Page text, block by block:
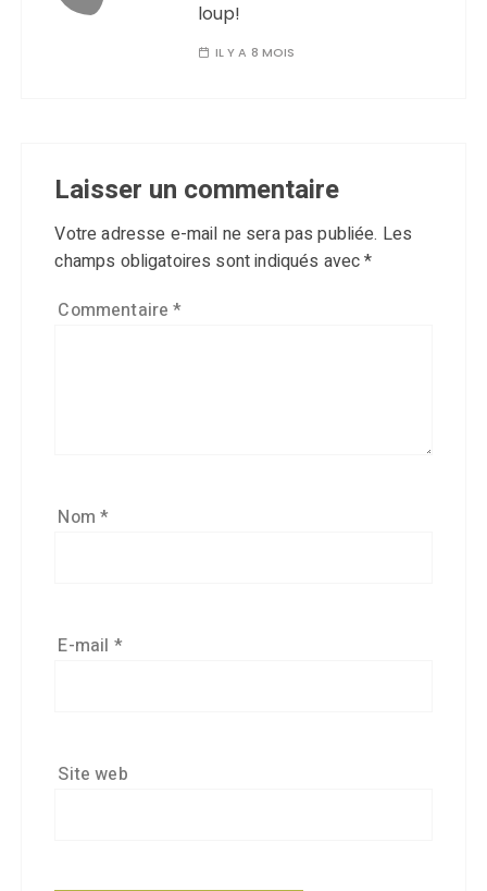
loup!
IL Y A 8 MOIS
Laisser un commentaire
Votre adresse e-mail ne sera pas publiée. Les
champs obligatoires sont indiqués avec*
Commentaire*
Nom*
E-mail *
Site web